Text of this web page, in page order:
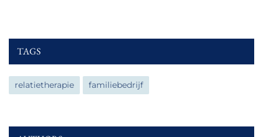
TAGS
relatietherapie familiebedrijf